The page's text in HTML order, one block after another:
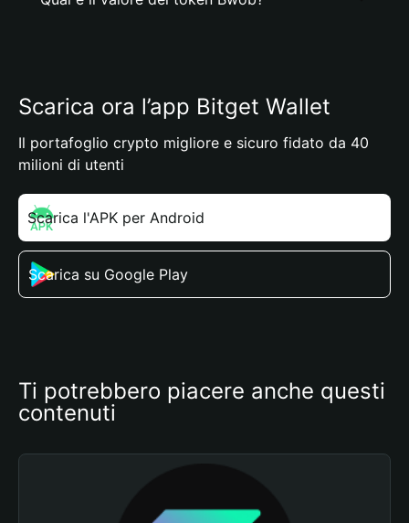
Scarica ora l’app Bitget Wallet
Il portafoglio crypto migliore e sicuro fidato da 40
milioni di utenti
Scarica l'APK per Android
Scarica su Google Play
Ti potrebbero piacere anche questi
contenuti